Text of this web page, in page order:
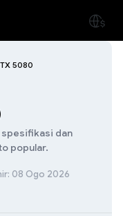
5080
spesifikasi dan
popular.
08 Ogo 2026